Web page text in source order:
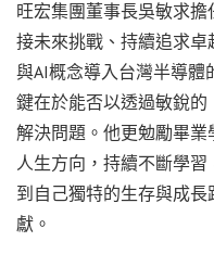
旺宏集團董事長吳敏求
接未來挑戰、持續追求
與AI概念導入台灣半導體
鍵在於能否以透過敏銳
解決問題。他更勉勵畢
人生方向，持續不斷學
到自己獨特的生存與成
獻。